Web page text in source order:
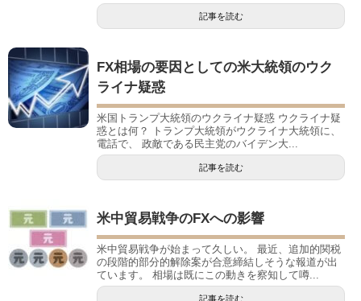
記事を読む
FX相場の要因としての米大統領のウク
ライナ疑惑
米国トランプ大統領のウクライナ疑惑 ウクライナ疑
惑とは何？ トランプ大統領がウクライナ大統領に、
電話で、 政敵である民主党のバイデン大...
記事を読む
米中貿易戦争のFXへの影響
米中貿易戦争が始まって久しい。 最近、追加的関税
の段階的部分的解除案が合意締結しそうな報道が出
ています。 相場は既にこの動きを察知して噂...
記事を読む